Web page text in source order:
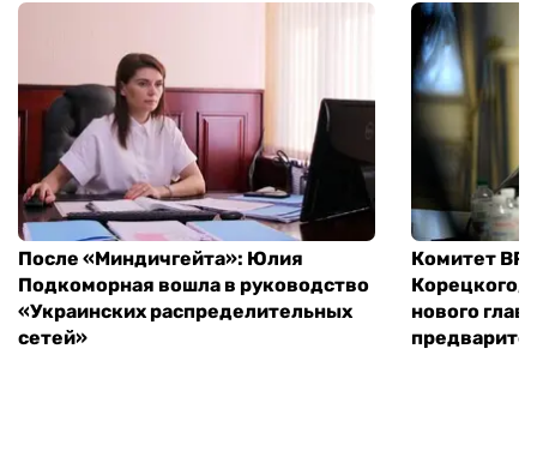
После «Миндичгейта»: Юлия
Подкоморная вошла в руководство
«Украинских распределительных
сетей»
Комитет ВР
Корецкого,
нового